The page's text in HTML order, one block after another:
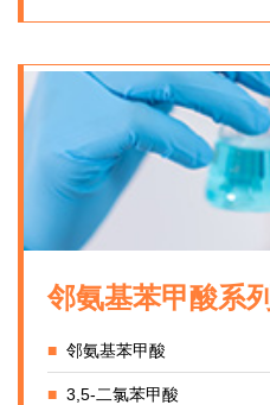
邻氨基苯甲酸系列
■邻氨基苯甲酸
■3,5-二氯苯甲酸